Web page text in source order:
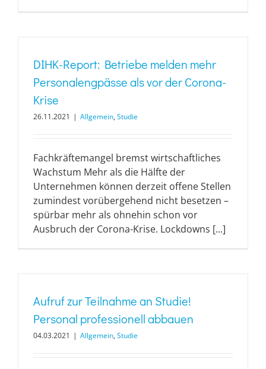
DIHK-Report: Betriebe melden mehr
Personalengpässe als vor der Corona-
Krise
26.11.2021 | Allgemein, Studie
Fachkräftemangel bremst wirtschaftliches
Wachstum Mehr als die Hälfte der
Unternehmen können derzeit offene Stellen
zumindest vorübergehend nicht besetzen –
spürbar mehr als ohnehin schon vor
Ausbruch der Corona-Krise. Lockdowns [...]
Aufruf zur Teilnahme an Studie!
Personal professionell abbauen
04.03.2021 | Allgemein, Studie